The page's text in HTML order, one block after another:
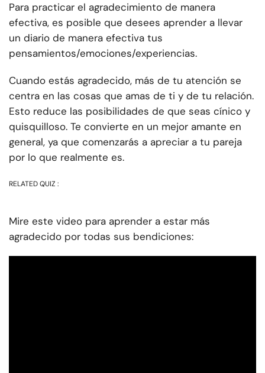
Para practicar el agradecimiento de manera
efectiva, es posible que desees aprender a llevar
un diario de manera efectiva tus
pensamientos/emociones/experiencias.
Cuando estás agradecido, más de tu atención se
centra en las cosas que amas de ti y de tu relación.
Esto reduce las posibilidades de que seas cínico y
quisquilloso. Te convierte en un mejor amante en
general, ya que comenzarás a apreciar a tu pareja
por lo que realmente es.
RELATED QUIZ :
Mire este video para aprender a estar más
agradecido por todas sus bendiciones: